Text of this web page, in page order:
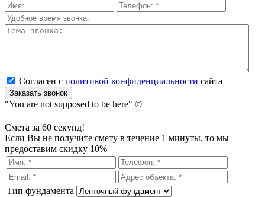
Согласен с политикой кон­фи­ден­ци­аль­нос­ти сайта
Заказать звонок
"You are not supposed to be here" ©
Смета за 60 секунд!
Если Вы не получите смету в течение 1 минуты, то мы
предоставим скидку 10%
Тип фундамента